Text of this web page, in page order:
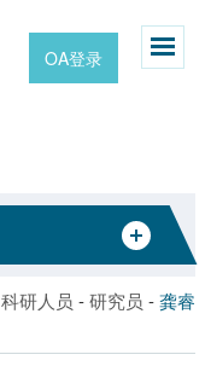
OA登录
科研人员 -研究员 -龚睿